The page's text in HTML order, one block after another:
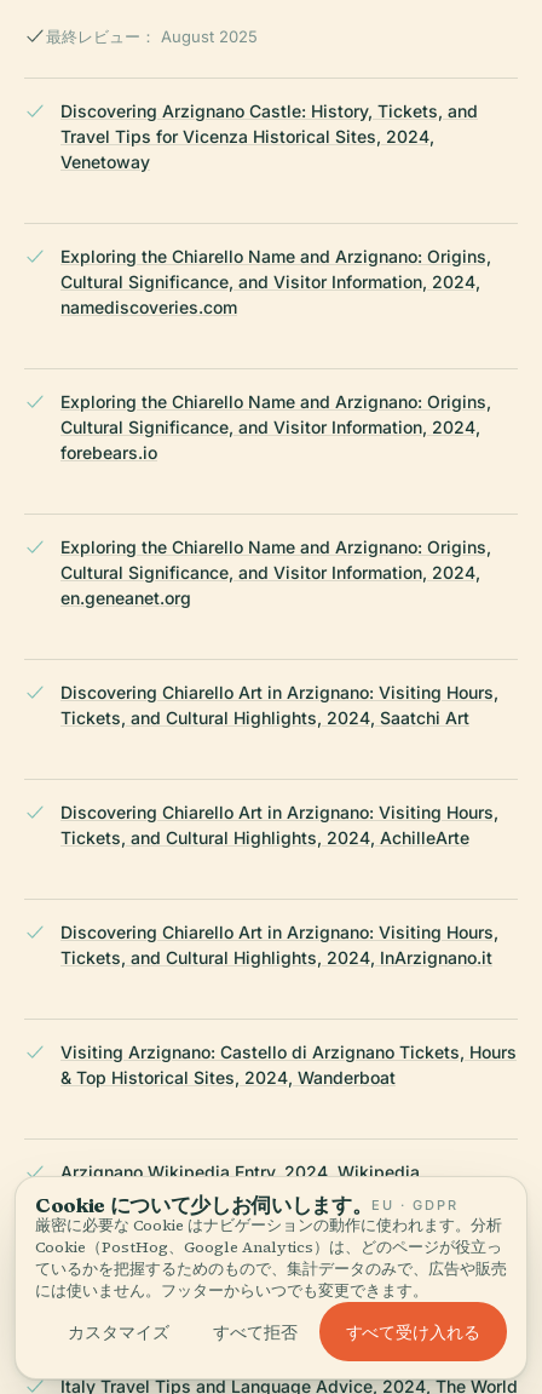
最終レビュー： August 2025
Discovering Arzignano Castle: History, Tickets, and
Travel Tips for Vicenza Historical Sites, 2024,
Venetoway
Exploring the Chiarello Name and Arzignano: Origins,
Cultural Significance, and Visitor Information, 2024,
namediscoveries.com
Exploring the Chiarello Name and Arzignano: Origins,
Cultural Significance, and Visitor Information, 2024,
forebears.io
Exploring the Chiarello Name and Arzignano: Origins,
Cultural Significance, and Visitor Information, 2024,
en.geneanet.org
Discovering Chiarello Art in Arzignano: Visiting Hours,
Tickets, and Cultural Highlights, 2024, Saatchi Art
Discovering Chiarello Art in Arzignano: Visiting Hours,
Tickets, and Cultural Highlights, 2024, AchilleArte
Discovering Chiarello Art in Arzignano: Visiting Hours,
Tickets, and Cultural Highlights, 2024, InArzignano.it
Visiting Arzignano: Castello di Arzignano Tickets, Hours
& Top Historical Sites, 2024, Wanderboat
Arzignano Wikipedia Entry, 2024, Wikipedia
Italy Travel Tips and Best Time to Visit, 2024, Global
Highlights
Italy Travel Tips and Language Advice, 2024, The World
Cookie について少しお伺いします。 EU · GDPR
厳密に必要な Cookie はナビゲーションの動作に使われます。分析
Cookie（PostHog、Google Analytics）は、どのページが役立っ
ているかを把握するためのもので、集計データのみで、広告や販売
には使いません。フッターからいつでも変更できます。
カスタマイズ すべて拒否 すべて受け入れる